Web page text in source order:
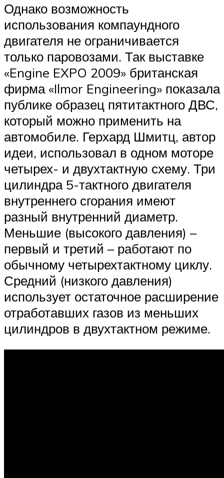
Однако возможность
использования компаундного
двигателя не ограничивается
только паровозами. Так выставке
«Engine EXPO 2009» британская
фирма «Ilmor Engineering» показала
публике образец пятитактного ДВС,
который можно применить на
автомобиле. Герхард Шмитц, автор
идеи, использовал в одном моторе
четырех- и двухтактную схему. Три
цилиндра 5-тактного двигателя
внутреннего сгорания имеют
разный внутренний диаметр.
Меньшие (высокого давления) –
первый и третий – работают по
обычному четырехтактному циклу.
Средний (низкого давления)
использует остаточное расширение
отработавших газов из меньших
цилиндров в двухтактном режиме.